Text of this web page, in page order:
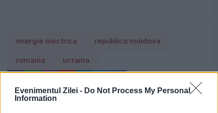
Evenimentul Zilei - Do Not Process My Personal
Information
energie electrica republica moldova
romania ucraina